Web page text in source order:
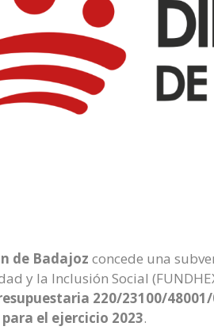
de Badajoz concede una
y la Inclusión Social
220/23100/
el ejercicio 2023.